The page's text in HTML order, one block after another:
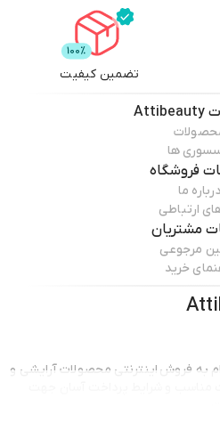
تضمین کیفیت
Attibeauty
ها
فروشگاه
درباره ما
ارتباطی
مشتریان
مرجوعی
خرید
بیوتی از سال ۱۴۰۳ اقدام به فروش اینترنتی محصولات آرایشی و
و شرایط پرداخت آسان جهت